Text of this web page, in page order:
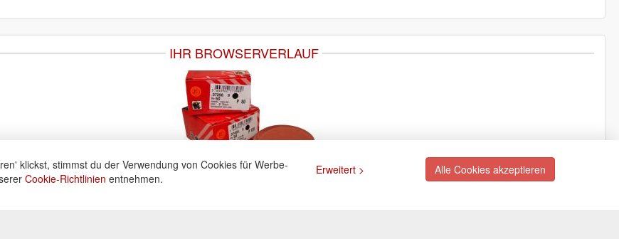
IHR BROWSERVERLAUF
klickst, stimmst du der Verwendung von Cookies für Werbe-
Cookie-Richtlinien entnehmen.
Erweitert > Alle Cookies akzeptieren